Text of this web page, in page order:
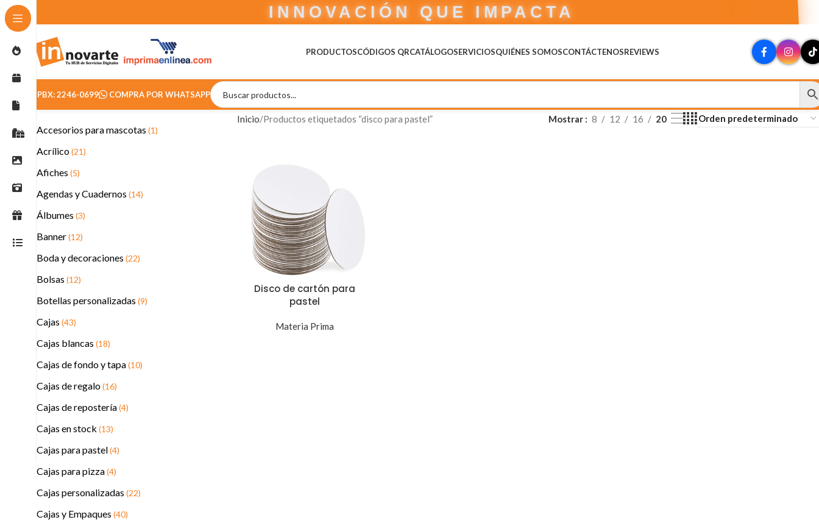
INNOVACIÓN QUE IMPACTA
PRODUCTOSCÓDIGOS QRCATÁLOGOSERVICIOSQUIÉNES SOMOSCONTÁCTENOSREVIEWS
PBX: 2246-0699 COMPRA POR WHATSAPP
Accesorios para mascotas (1)
Acrílico(21)
Afiches (5)
Agendas y Cuadernos (14)
Álbumes (3)
Banner(12)
Boda y decoraciones (22)
Bolsas (12)
Botellas personalizadas (9)
Cajas (43)
Cajas blancas (18)
Cajas de fondo y tapa(10)
Cajas de regalo(16)
Cajas de repostería(4)
Cajas en stock (13)
Cajas para pastel(4)
Cajas para pizza(4)
Cajas personalizadas (22)
Cajas y Empaques (40)
Inicio Productos etiquetados “disco para pastel” Mostrar 8 12 16 20
Disco de cartón para
pastel
Materia Prima